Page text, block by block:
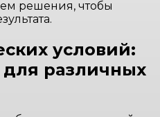
решения, чтобы
условий:
различных